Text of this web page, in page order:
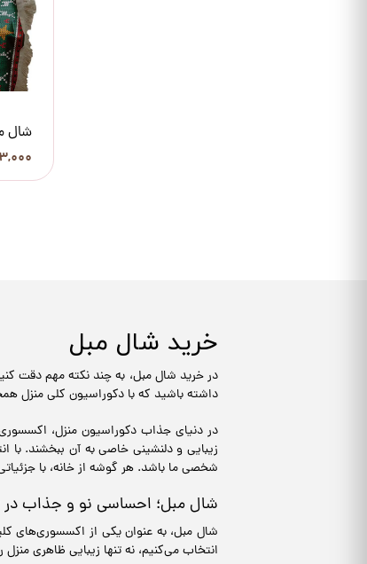
شال
خرید شال مبل
در خرید شال مبل، به چند نکته مهم دقت
داشته باشید که با دکوراسیون کلی منزل
در دنیای جذاب دکوراسیون منزل،
زیبایی و دلنشینی خاصی به آن ببخشند.
شخصی ما باشد. هر گوشه از خانه، با
شال مبل؛ احساسی نو و جذاب
شال مبل، به عنوان یکی از اکسسوری‌های
انتخاب می‌کنیم، نه تنها زیبایی ظاهری